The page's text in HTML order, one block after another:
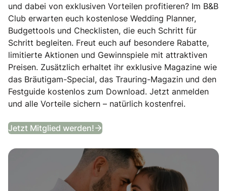
und dabei von exklusiven Vorteilen profitieren? Im B&B
Club erwarten euch kostenlose Wedding Planner,
Budgettools und Checklisten, die euch Schritt für
Schritt begleiten. Freut euch auf besondere Rabatte,
limitierte Aktionen und Gewinnspiele mit attraktiven
Preisen. Zusätzlich erhaltet ihr exklusive Magazine wie
das Bräutigam-Special, das Trauring-Magazin und den
Festguide kostenlos zum Download. Jetzt anmelden
und alle Vorteile sichern – natürlich kostenfrei.
Jetzt Mitglied werden! B&B Club